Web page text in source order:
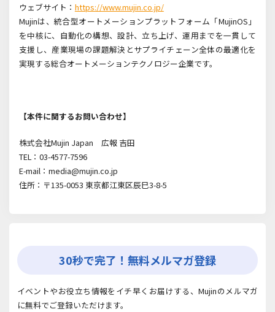
ウェブサイト： https://www.mujin.co.jp/
Mujinは、統合型オートメーションプラットフォーム「MujinOS」
を中核に、自動化の構想、設計、立ち上げ、運用までを一貫して
支援し、産業現場の課題解決とサプライチェーン全体の最適化を
実現する総合オートメーションテクノロジー企業です。
【本件に関するお問い合わせ】
株式会社Mujin Japan 広報 吉田
TEL：03-4577-7596
E-mail：media@mujin.co.jp
住所：〒135-0053 東京都江東区辰巳3-8-5
30秒で完了！無料メルマガ登録
イベントやお役立ち情報をイチ早くお届けする、Mujinのメルマガ
に無料でご登録いただけます。